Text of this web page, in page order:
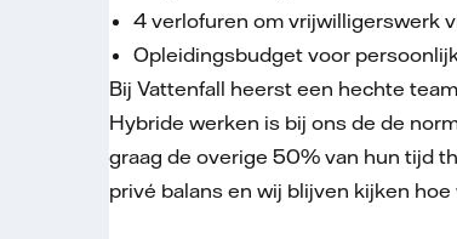
4 verlofuren om vrijwilligerswerk
Opleidingsbudget voor
Bij Vattenfall heerst een hechte
Hybride werken is bij ons de de
graag de overige 50% van hun tijd
privé balans en wij blijven kijken